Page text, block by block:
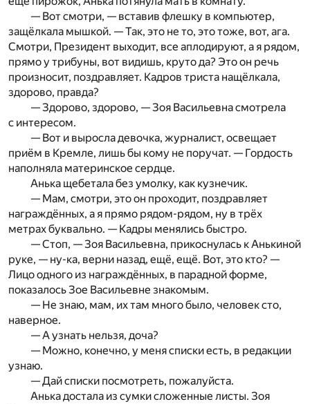
— Вот смотри, — вставив флешку в компьютер,
защёлкала мышкой. — Так, это не то, это тоже, вот, ага.
Смотри, Президент выходит, все аплодируют, а я рядом,
прямо у трибуны, вот видишь, круто да? Это он речь
произносит, поздравляет. Кадров триста нащёлкала,
здорово, правда?
— Здорово, здорово, — Зоя Васильевна смотрела
с интересом.
— Вот и выросла девочка, журналист, освещает
приём в Кремле, лишь бы кому не поручат. — Гордость
наполняла материнское сердце.
Анька щебетала без умолку, как кузнечик.
— Мам, смотри, это он проходит, поздравляет
награждённых, а я прямо рядом-рядом, ну в трёх
метрах буквально. — Кадры менялись быстро.
— Стоп, — Зоя Васильевна, прикоснулась к Анькиной
руке, — ну-ка, верни назад, ещё, ещё. Вот, это кто? —
Лицо одного из награждённых, в парадной форме,
показалось Зое Васильевне знакомым.
— Не знаю, мам, их там много было, человек сто,
наверное.
— А узнать нельзя, доча?
— Можно, конечно, у меня списки есть, в редакции
узнаю.
— Дай списки посмотреть, пожалуйста.
Анька достала из сумки сложенные листы. Зоя